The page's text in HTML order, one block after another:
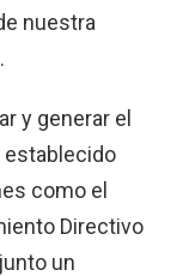
nuestra
.
y generar el
establecido
como el
Directivo
un